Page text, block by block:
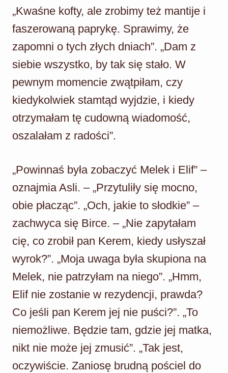
„Kwaśne kofty, ale zrobimy też mantije i
faszerowaną paprykę. Sprawimy, że
zapomni o tych złych dniach”. „Dam z
siebie wszystko, by tak się stało. W
pewnym momencie zwątpiłam, czy
kiedykolwiek stamtąd wyjdzie, i kiedy
otrzymałam tę cudowną wiadomość,
oszalałam z radości”.
„Powinnaś była zobaczyć Melek i Elif” –
oznajmia Asli. – „Przytuliły się mocno,
obie płacząc”. „Och, jakie to słodkie” –
zachwyca się Birce. – „Nie zapytałam
cię, co zrobił pan Kerem, kiedy usłyszał
wyrok?”. „Moja uwaga była skupiona na
Melek, nie patrzyłam na niego”. „Hmm,
Elif nie zostanie w rezydencji, prawda?
Co jeśli pan Kerem jej nie puści?”. „To
niemożliwe. Będzie tam, gdzie jej matka,
nikt nie może jej zmusić”. „Tak jest,
oczywiście. Zaniosę brudną pościel do